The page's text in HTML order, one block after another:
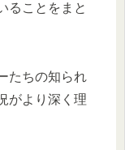
ることをまと
たちの知られ
がより深く理